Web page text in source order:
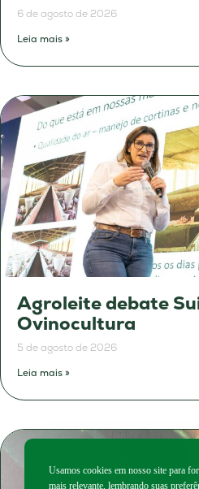
6 de agosto de 2026
Leia mais »
Agroleite debate
Ovinocultura
5 de agosto de 2026
Leia mais »
Usamos cookies em nosso site para
mais relevante, lembrando suas